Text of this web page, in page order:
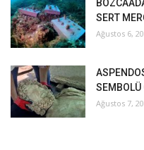
SERT
Ağustos 6,
SEMBOLÜ
Ağustos 7,